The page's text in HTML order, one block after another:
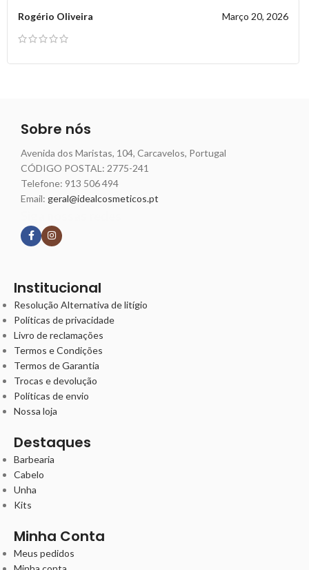
Rogério Oliveira Março 20, 2026
Sobre nós
Avenida dos Maristas, 104, Carcavelos, Portugal
CÓDIGO POSTAL: 2775-241
Telefone: 913 506 494
Email: geral@idealcosmeticos.pt
Institucional
Resolução Alternativa de litígio
Políticas de privacidade
Livro de reclamações
Termos e Condições
Termos de Garantia
Trocas e devolução
Políticas de envio
Nossa loja
Destaques
Barbearia
Cabelo
Unha
Kits
Minha Conta
Meus pedidos